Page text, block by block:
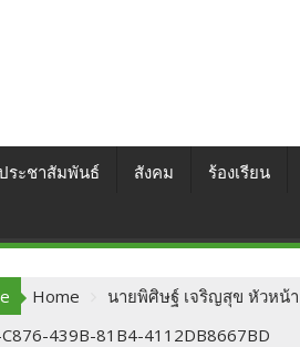
ระชาสัมพันธ์ สังคม ร้องเรียน
Home
นายพิศิษฐ์ เจริญสุข หัวหน้า
439B-81B4-4112DB8667BD